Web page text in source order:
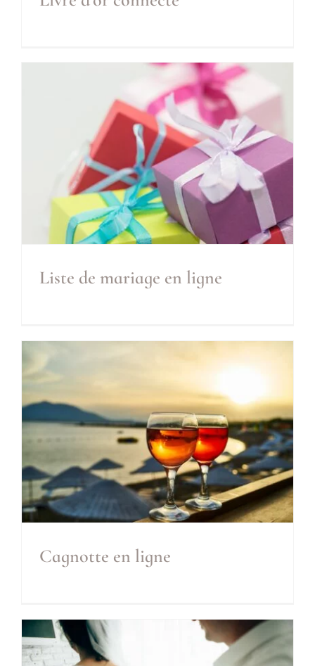
Livre d’or connecté
Inclus
Liste de mariage en ligne
Liste de mariage en ligne
Cagnotte en ligne
Cagnotte en ligne